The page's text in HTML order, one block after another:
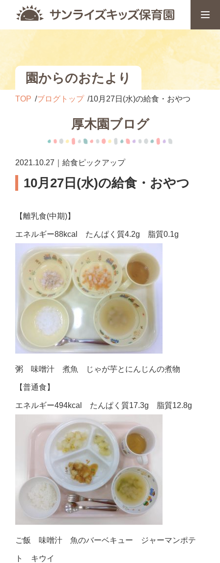
園からのおたより
TOP ブログトップ 10月27日(水)の給食・おやつ
厚木園ブログ
2021.10.27｜給食ピックアップ
10月27日(水)の給食・おやつ
【離乳食(中期)】
エネルギー88kcal たんぱく質4.2g 脂質0.1g
粥 味噌汁 煮魚 じゃが芋とにんじんの煮物
【普通食】
エネルギー494kcal たんぱく質17.3g 脂質12.8g
ご飯 味噌汁 魚のバーベキュー ジャーマンポテ
ト キウイ